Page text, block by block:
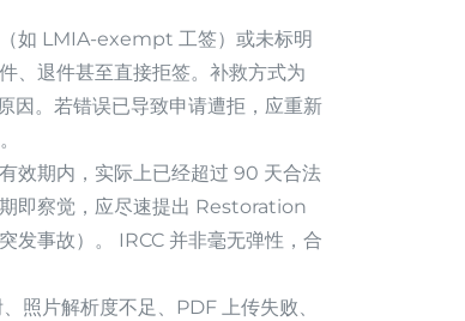
如 LMIA-exempt 工签）或未标明
、退件甚至直接拒签。补救方式为
因。若错误已导致申请遭拒，应重新
效期内，实际上已经超过 90 天合法
即察觉，应尽速提出 Restoration
发事故）。 IRCC 并非毫无弹性，合
照片解析度不足、PDF 上传失败、